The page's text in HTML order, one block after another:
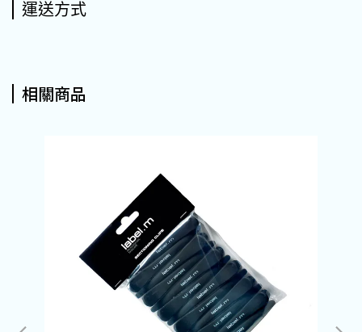
運送方式
相關商品